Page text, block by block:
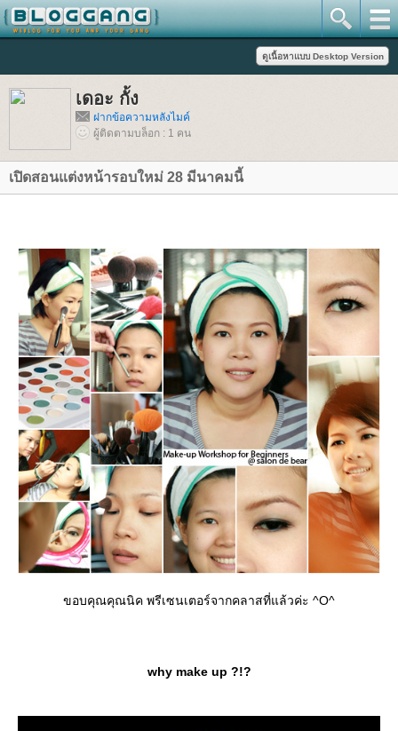
เดอะ กั้ง
ฝากข้อความหลังไมค์
ผู้ติดตามบล็อก : 1 คน
เปิดสอนแต่งหน้ารอบใหม่ 28 มีนาคมนี้
ขอบคุณคุณนิค พรีเซนเตอร์จากคลาสที่แล้วค่ะ ^O^
why make up ?!?